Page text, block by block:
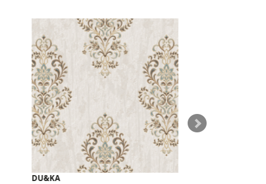
DU&KA